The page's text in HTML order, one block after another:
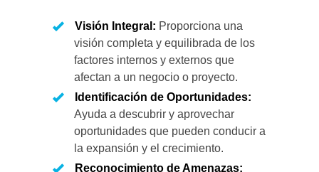
Visión Integral: Proporciona una
visión completa y equilibrada de los
factores internos y externos que
afectan a un negocio o proyecto.
Identificación de Oportunidades:
Ayuda a descubrir y aprovechar
oportunidades que pueden conducir a
la expansión y el crecimiento.
Reconocimiento de Amenazas: